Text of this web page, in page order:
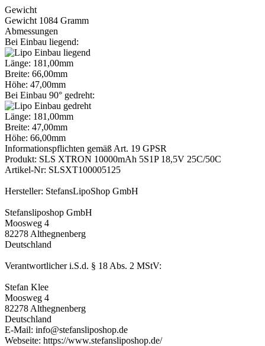
Gewicht
Gewicht 1084 Gramm
Abmessungen
Bei Einbau liegend:
Länge: 181,00mm
Breite: 66,00mm
Höhe: 47,00mm
Bei Einbau 90° gedreht:
Länge: 181,00mm
Breite: 47,00mm
Höhe: 66,00mm
Informationspflichten gemäß Art. 19 GPSR
Produkt: SLS XTRON 10000mAh 5S1P 18,5V 25C/50C
Artikel-Nr: SLSXT100005125
Hersteller: StefansLipoShop GmbH
Stefansliposhop GmbH
Moosweg 4
82278 Althegnenberg
Deutschland
Verantwortlicher i.S.d. § 18 Abs. 2 MStV:
Stefan Klee
Moosweg 4
82278 Althegnenberg
Deutschland
E-Mail: info@stefansliposhop.de
Webseite: https://www.stefansliposhop.de/